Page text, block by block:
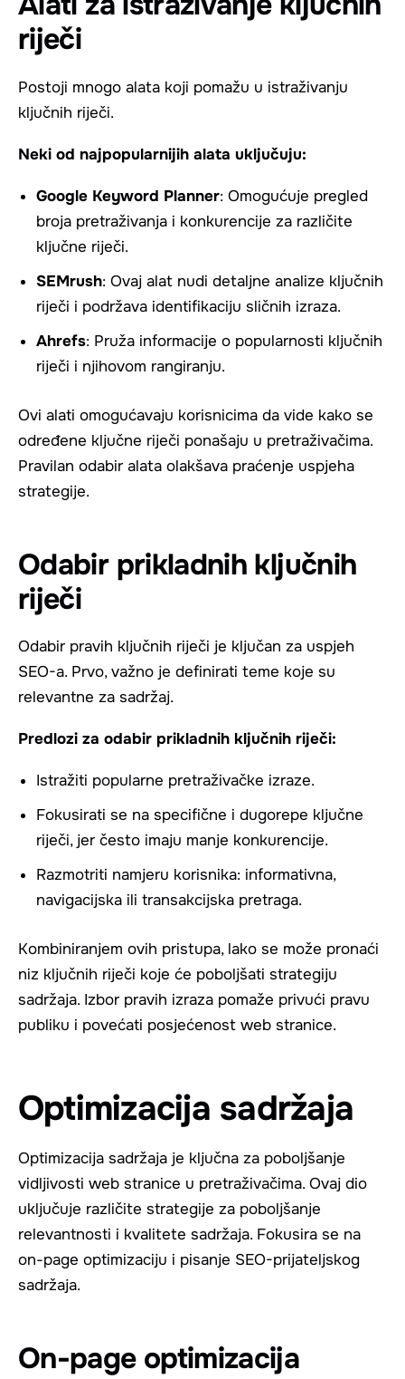
riječi
Postoji mnogo alata koji pomažu u istraživanju
ključnih riječi.
Neki od najpopularnijih alata uključuju:
Google Keyword Planner: Omogućuje pregled
broja pretraživanja i konkurencije za različite
ključne riječi.
SEMrush: Ovaj alat nudi detaljne analize ključnih
riječi i podržava identifikaciju sličnih izraza.
Ahrefs: Pruža informacije o popularnosti ključnih
riječi i njihovom rangiranju.
Ovi alati omogućavaju korisnicima da vide kako se
određene ključne riječi ponašaju u pretraživačima.
Pravilan odabir alata olakšava praćenje uspjeha
strategije.
Odabir prikladnih ključnih
riječi
Odabir pravih ključnih riječi je ključan za uspjeh
SEO-a. Prvo, važno je definirati teme koje su
relevantne za sadržaj.
Predlozi za odabir prikladnih ključnih riječi:
Istražiti popularne pretraživačke izraze.
Fokusirati se na specifične i dugorepe ključne
riječi, jer često imaju manje konkurencije.
Razmotriti namjeru korisnika: informativna,
navigacijska ili transakcijska pretraga.
Kombiniranjem ovih pristupa, lako se može pronaći
niz ključnih riječi koje će poboljšati strategiju
sadržaja. Izbor pravih izraza pomaže privući pravu
publiku i povećati posjećenost web stranice.
Optimizacija sadržaja
Optimizacija sadržaja je ključna za poboljšanje
vidljivosti web stranice u pretraživačima. Ovaj dio
uključuje različite strategije za poboljšanje
relevantnosti i kvalitete sadržaja. Fokusira se na
on-page optimizaciju i pisanje SEO-prijateljskog
sadržaja.
On-page optimizacija